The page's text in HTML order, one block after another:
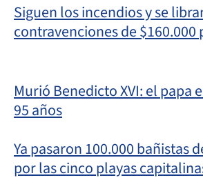
Siguen los incendios y se
contravenciones de $160.000
Murió Benedicto XVI: el papa
95 años
Ya pasaron 100.000 bañistas
por las cinco playas